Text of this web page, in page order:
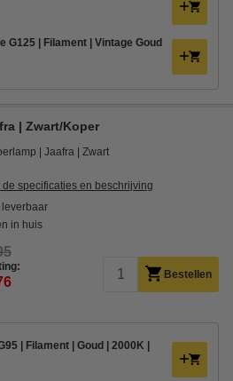
G125 | Filament | Vintage Goud
| Zwart/Koper
Jaafra Zwart
de specificaties en beschrijving
leverbaar
in huis
Bestellen
| Filament | Goud | 2000K |